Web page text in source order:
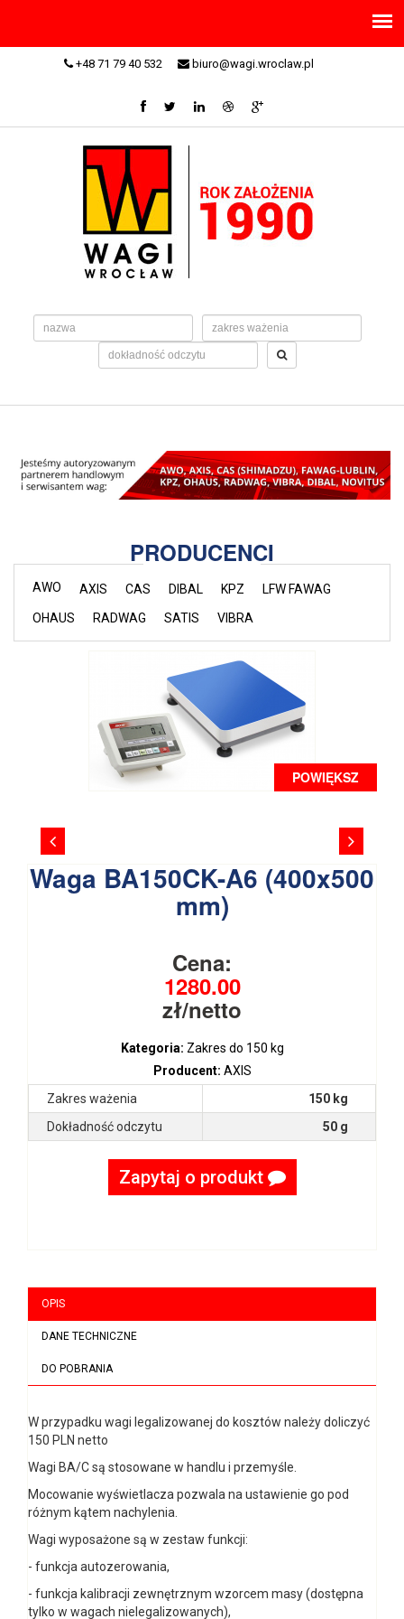
+48 71 79 40 532 biuro@wagi.wroclaw.pl
PRODUCENCI
AWO AXIS CAS DIBAL KPZ
LFW FAWAG
OHAUS
RADWAG SATIS VIBRA
POWIĘKSZ
Waga BA150CK-A6 (400x500
mm)
Cena:
1280.00
zł/netto
Kategoria: Zakres do 150 kg
Producent: AXIS
Zakres ważenia
150 kg
Dokładność odczytu
50 g
Zapytaj o produkt
OPIS
DANE TECHNICZNE
DO POBRANIA
W przypadku wagi legalizowanej do kosztów należy doliczyć
150 PLN netto
Wagi BA/C są stosowane w handlu i przemyśle.
Mocowanie wyświetlacza pozwala na ustawienie go pod
różnym kątem nachylenia.
Wagi wyposażone są w zestaw funkcji:
- funkcja autozerowania,
- funkcja kalibracji zewnętrznym wzorcem masy (dostępna
tylko w wagach nielegalizowanych),